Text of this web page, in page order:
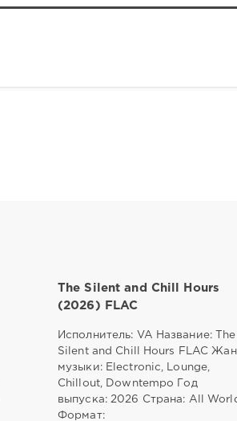
The Silent and Chill Hours
(2026) FLAC
Исполнитель: VA Название: The
Silent and Chill Hours FLAC
музыки: Electronic, Lounge,
Chillout, Downtempo Год
выпуска: 2026 Страна: All
Формат: